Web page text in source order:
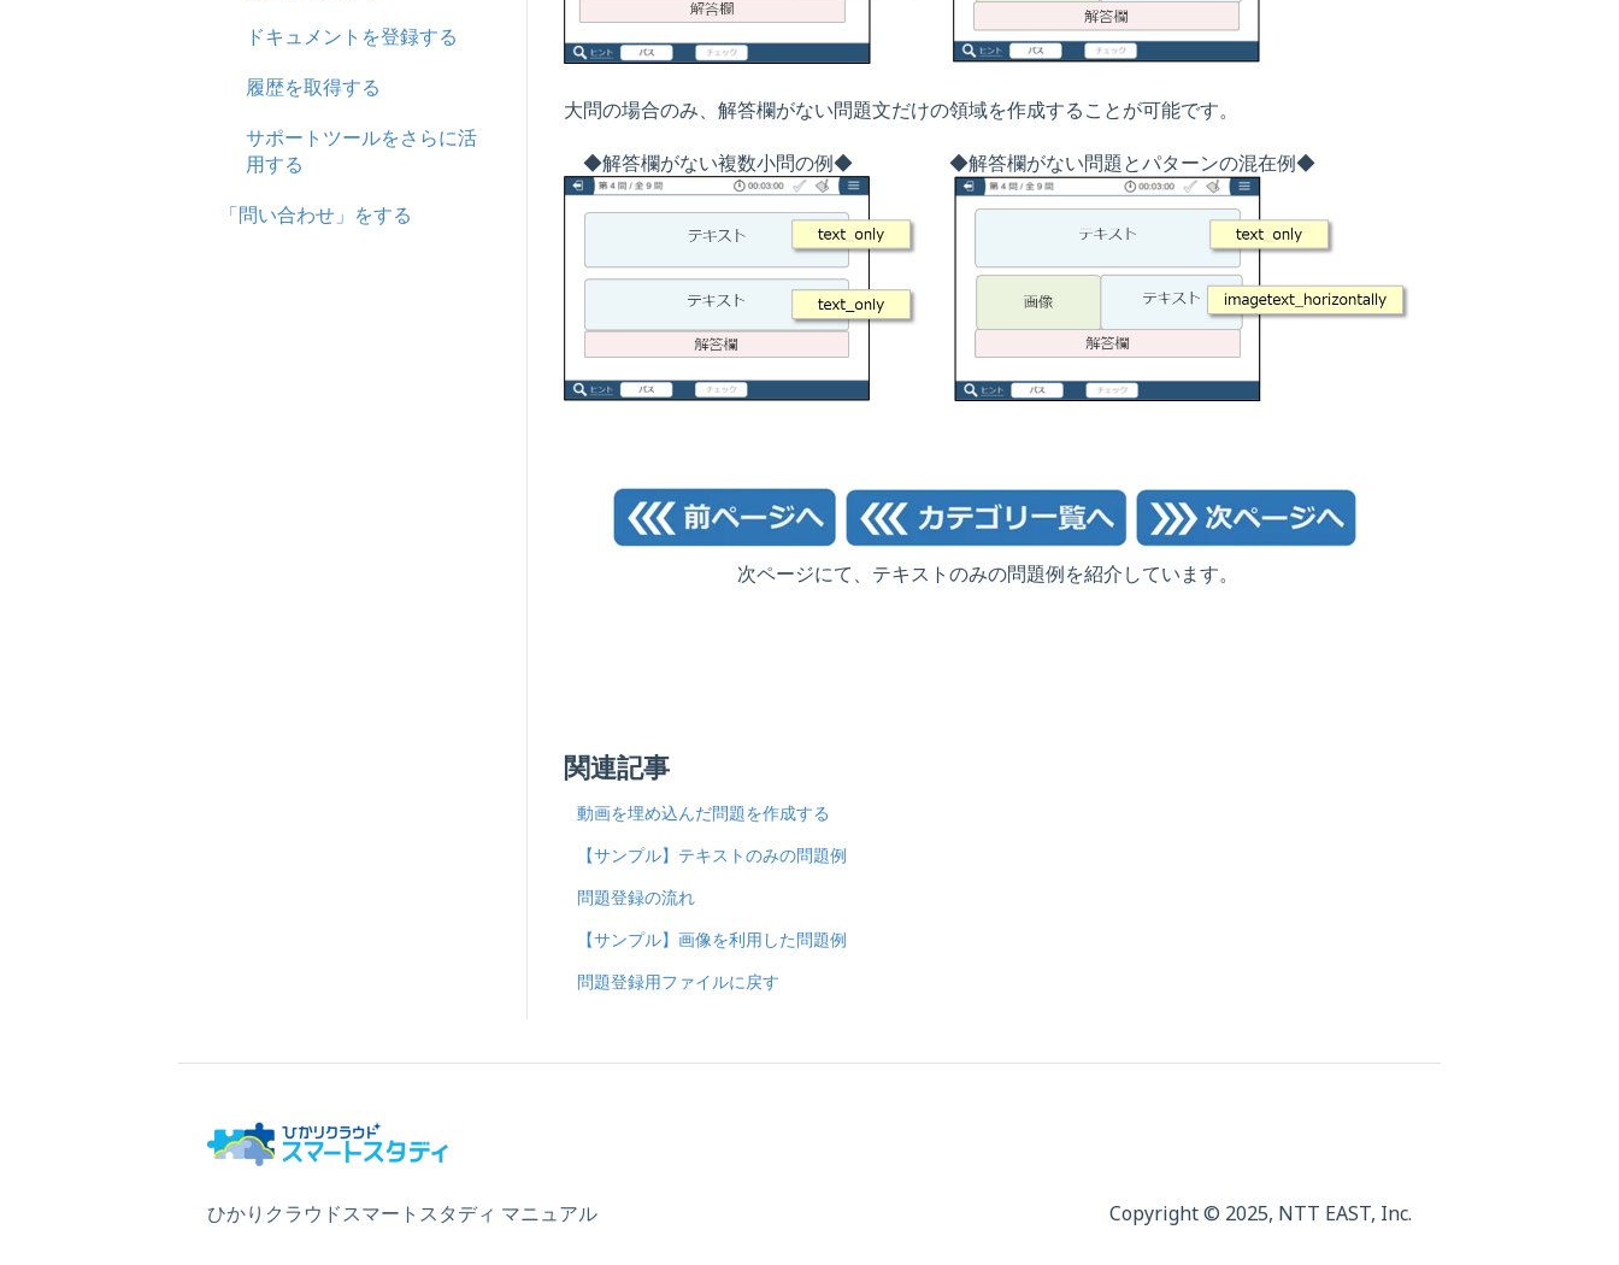
大問の場合のみ、解答欄がない問題文だけの領域を作成することが可能です。
◆解答欄がない複数小問の例◆ ◆解答欄がない問題とパターンの混在例◆
次ページにて、テキストのみの問題例を紹介しています。
関連記事
動画を埋め込んだ問題を作成する
【サンプル】テキストのみの問題例
問題登録の流れ
【サンプル】画像を利用した問題例
問題登録用ファイルに戻す
ドキュメントを登録する
履歴を取得する
サポートツールをさらに活
用する
「問い合わせ」をする
ひかりクラウドスマートスタディ マニュアル Copyright © 2025, NTT EAST, Inc.